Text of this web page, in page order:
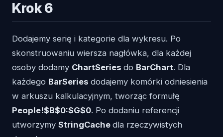
Krok 6
Dodajemy serię i kategorie dla wykresu. Po
skonstruowaniu wiersza nagłówka, dla każdej
osoby dodamy ChartSeries do BarChart. Dla
każdego BarSeries dodajemy komórki odniesienia
w arkuszu kalkulacyjnym, tworząc formułę
People!$B$0:$G$0. Po dodaniu referencji
utworzymy StringCache dla rzeczywistych